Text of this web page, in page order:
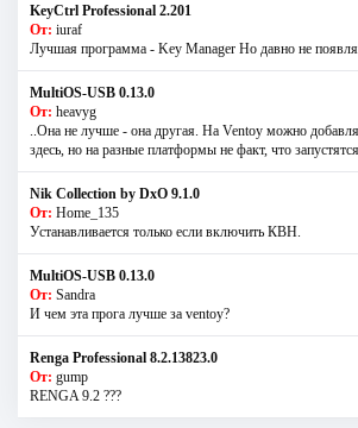
KeyCtrl Professional 2.201
От: iuraf
Лучшая программа - Key Manager Но давно не
MultiOS-USB 0.13.0
От: heavyg
..Она не лучше - она другая. На Ventoy можно
здесь, но на разные платформы не факт, что
Nik Collection by DxO 9.1.0
От: Home_135
Устанавливается только если включить КВН.
MultiOS-USB 0.13.0
От: Sandra
И чем эта прога лучше за ventoy?
Renga Professional 8.2.13823.0
От: gump
RENGA 9.2 ???